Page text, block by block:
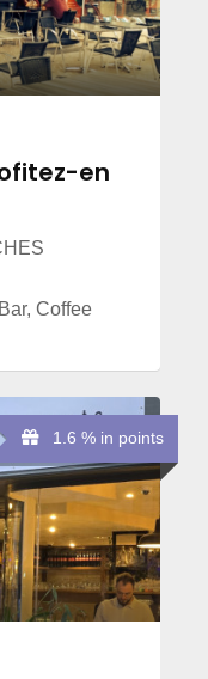
en
Coffee
1.6 % in points